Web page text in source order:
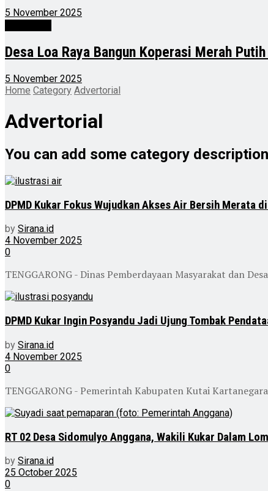
5 November 2025
Desa Loa Raya Bangun Koperasi Merah
5 November 2025
Home Category Advertorial
Advertorial
You can add some category
DPMD Kukar Fokus Wujudkan Akses Air Bersih Merata
by Sirana.id
4 November 2025
0
TENGGARONG - Dinas Pemberdayaan Masyarakat dan
DPMD Kukar Ingin Posyandu Jadi Ujung Tombak
by Sirana.id
4 November 2025
0
TENGGARONG - Pemerintah Kabupaten Kutai
RT 02 Desa Sidomulyo Anggana, Wakili Kukar Dalam
by Sirana.id
25 October 2025
0